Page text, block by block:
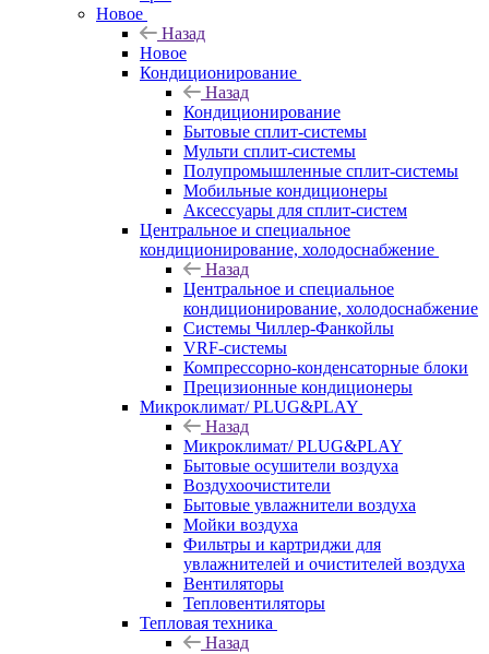
Новое
Назад
Новое
Кондиционирование
Назад
Кондиционирование
Бытовые сплит-системы
Мульти сплит-системы
Полупромышленные сплит-системы
Мобильные кондиционеры
Аксессуары для сплит-систем
Центральное и специальное
кондиционирование, холодоснабжение
Назад
Центральное и специальное
кондиционирование, холодоснабжение
Системы Чиллер-Фанкойлы
VRF-системы
Компрессорно-конденсаторные блоки
Прецизионные кондиционеры
Микроклимат/ PLUG&PLAY
Назад
Микроклимат/ PLUG&PLAY
Бытовые осушители воздуха
Воздухоочистители
Бытовые увлажнители воздуха
Мойки воздуха
Фильтры и картриджи для
увлажнителей и очистителей воздуха
Вентиляторы
Тепловентиляторы
Тепловая техника
Назад